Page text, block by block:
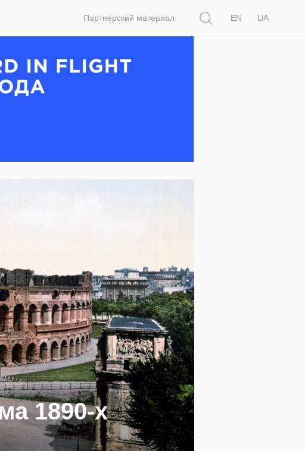
Партнерский материал
EN
UA
1890-х